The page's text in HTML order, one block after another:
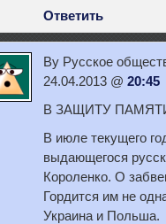
Ответить
By Русское
24.04.2013 @ 20:45
В ЗАЩИТУ
В июле текущего
выдающегося
Короленко. О
Гордится им не
Украина и Польша.